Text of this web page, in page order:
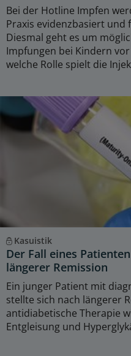
Bei der Hotline Impfen
Praxis evidenzbasiert
Diesmal geht es um
Impfungen bei Kindern
welche Rolle spielt die
Kasuistik
Der Fall eines
längerer Remission
Ein junger Patient mit
stellte sich nach längerer
antidiabetische Therapie
Entgleisung und